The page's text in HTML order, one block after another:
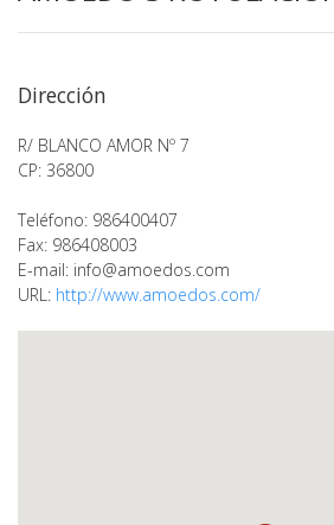
Dirección
R/ BLANCO AMOR Nº 7
CP: 36800
Teléfono: 986400407
Fax: 986408003
E-mail: info@amoedos.com
URL: http://www.amoedos.com/